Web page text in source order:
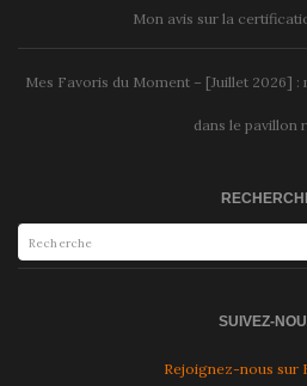
Mon avis sur la
Mes Favoris du Moment – [Juillet 2026]
dans le pavillon
SUIVEZ-
Rejoignez-nous sur